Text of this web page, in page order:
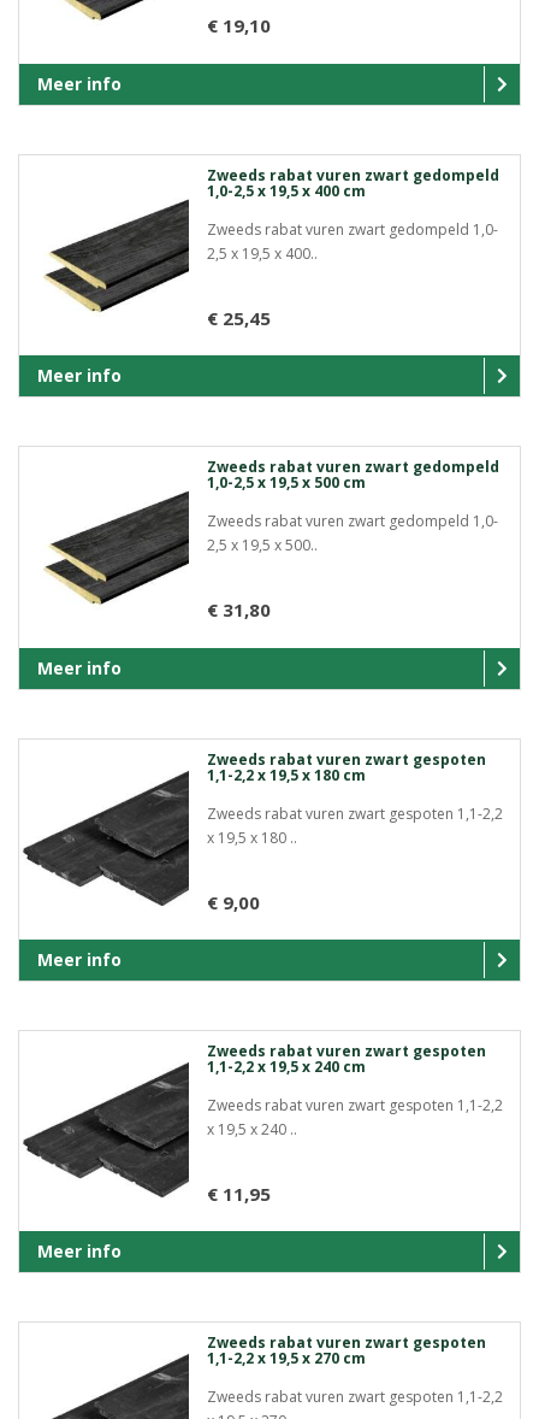
€ 19,10
Meer info
Zweeds rabat vuren zwart gedompeld
1,0-2,5 x 19,5 x 400 cm
Zweeds rabat vuren zwart gedompeld 1,0-
2,5 x 19,5 x 400..
€ 25,45
Meer info
Zweeds rabat vuren zwart gedompeld
1,0-2,5 x 19,5 x 500 cm
Zweeds rabat vuren zwart gedompeld 1,0-
2,5 x 19,5 x 500..
€ 31,80
Meer info
Zweeds rabat vuren zwart gespoten
1,1-2,2 x 19,5 x 180 cm
Zweeds rabat vuren zwart gespoten 1,1-2,2
x 19,5 x 180 ..
€ 9,00
Meer info
Zweeds rabat vuren zwart gespoten
1,1-2,2 x 19,5 x 240 cm
Zweeds rabat vuren zwart gespoten 1,1-2,2
x 19,5 x 240 ..
€ 11,95
Meer info
Zweeds rabat vuren zwart gespoten
1,1-2,2 x 19,5 x 270 cm
Zweeds rabat vuren zwart gespoten 1,1-2,2